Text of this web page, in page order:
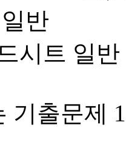
반
시트 일반
기출문제